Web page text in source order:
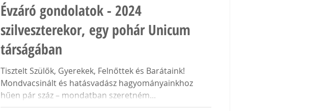
Évzáró gondolatok - 2024
szilveszterekor, egy pohár Unicum
társágában
Tisztelt Szülők, Gyerekek, Felnőttek és Barátaink!
Mondvacsinált és hatásvadász hagyományainkhoz
hűen pár száz – mondatban szeretném...